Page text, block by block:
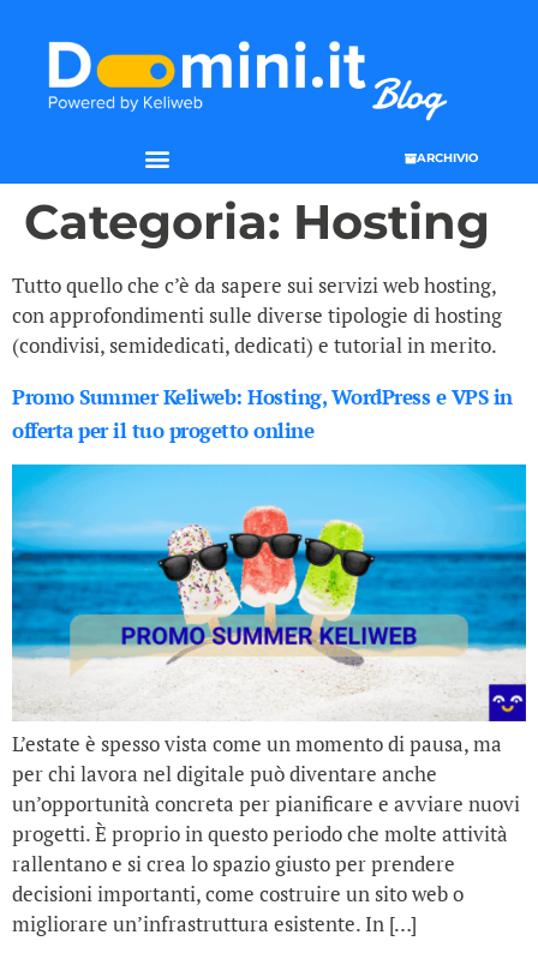
ARCHIVIO
Categoria: Hosting
Tutto quello che c’è da sapere sui servizi web hosting,
con approfondimenti sulle diverse tipologie di hosting
(condivisi, semidedicati, dedicati) e tutorial in merito.
Promo Summer Keliweb: Hosting, WordPress e VPS in
offerta per il tuo progetto online
L’estate è spesso vista come un momento di pausa, ma
per chi lavora nel digitale può diventare anche
un’opportunità concreta per pianificare e avviare nuovi
progetti. È proprio in questo periodo che molte attività
rallentano e si crea lo spazio giusto per prendere
decisioni importanti, come costruire un sito web o
migliorare un’infrastruttura esistente. In […]